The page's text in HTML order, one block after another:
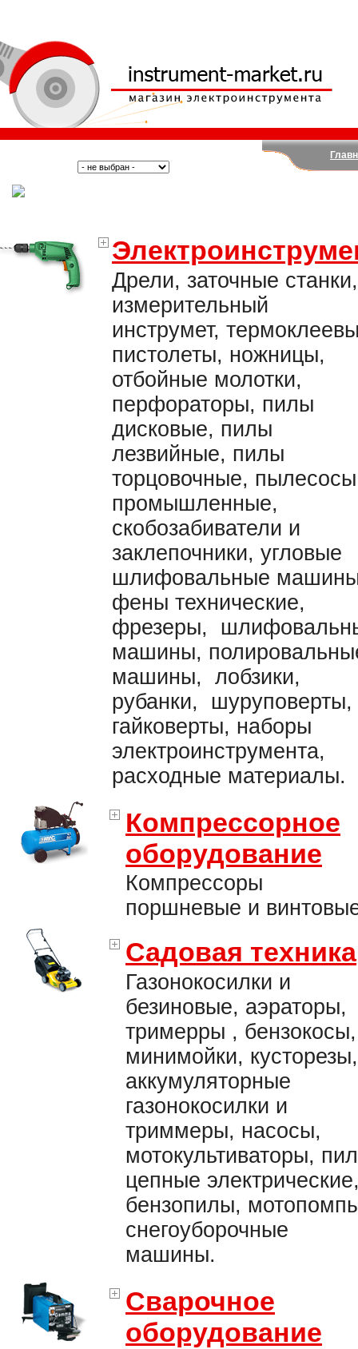
Дрели, заточные станки,
измерительный
инструмет,
пистолеты, ножницы,
отбойные молотки,
перфораторы, пилы
дисковые, пилы
лезвийные, пилы
торцовочные, пылесосы
промышленные,
скобозабиватели и
заклепочники, угловые
шлифовальные
фены технические,
фрезеры,
машины,
машины, лобзики,
рубанки, шуруповерты,
гайковерты, наборы
электроинструмента,
расходные материалы.
Компрессорное
оборудование
Компрессоры
поршневые и
Садовая техника
Газонокосилки и
безиновые, аэраторы,
тримерры , бензокосы,
минимойки, кусторезы,
аккумуляторные
газонокосилки и
триммеры, насосы,
мотокультиваторы,
цепные
бензопилы,
снегоуборочные
машины.
Сварочное
оборудование